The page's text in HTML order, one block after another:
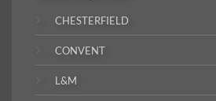
CHESTERFIELD
CONVENT
L&M